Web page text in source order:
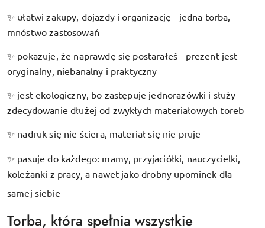
✨ ułatwi zakupy, dojazdy i organizację - jedna torba,
mnóstwo zastosowań
✨ pokazuje, że naprawdę się postarałeś - prezent jest
oryginalny, niebanalny i praktyczny
✨ jest ekologiczny, bo zastępuje jednorazówki i służy
zdecydowanie dłużej od zwykłych materiałowych toreb
✨ nadruk się nie ściera, materiał się nie pruje
✨ pasuje do każdego: mamy, przyjaciółki, nauczycielki,
koleżanki z pracy, a nawet jako drobny upominek dla
samej siebie
Torba, która spełnia wszystkie